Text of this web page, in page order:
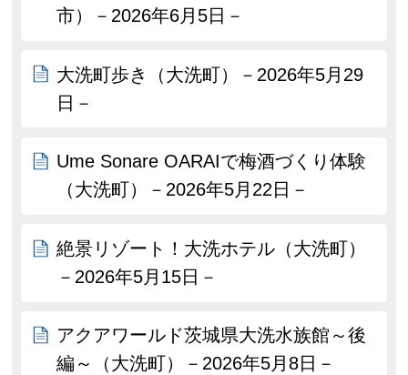
市）－2026年6月5日－
大洗町歩き（大洗町）－2026年5月29
日－
Ume Sonare OARAIで梅酒づくり体験
（大洗町）－2026年5月22日－
絶景リゾート！大洗ホテル（大洗町）
－2026年5月15日－
アクアワールド茨城県大洗水族館～後
編～（大洗町）－2026年5月8日－